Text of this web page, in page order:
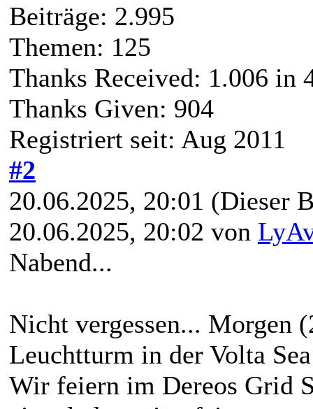
Beiträge: 2.995
Themen: 125
Thanks Received: 1.006 in
Thanks Given: 904
Registriert seit: Aug 2011
#2
20.06.2025, 20:01 (Dieser
20.06.2025, 20:02 von
Nabend...
Nicht vergessen... Morgen
Leuchtturm in der Volta
Wir feiern im Dereos Grid